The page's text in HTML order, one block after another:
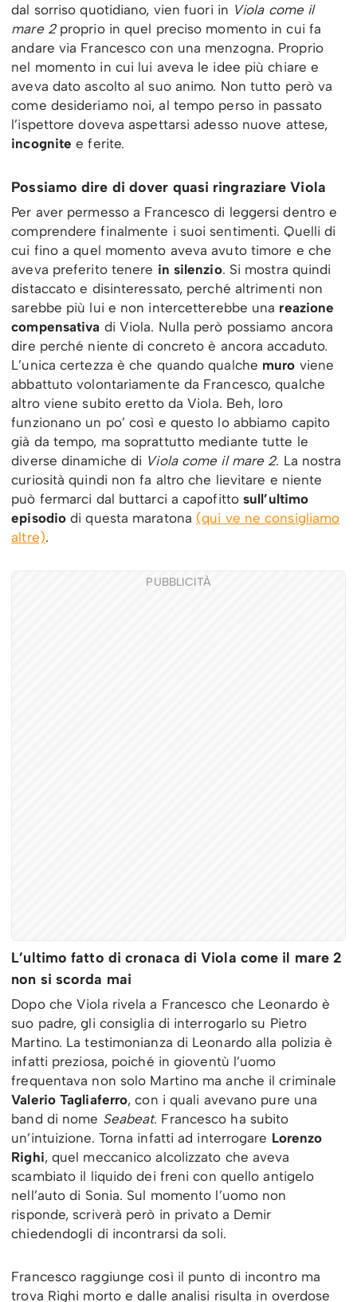
dal sorriso quotidiano, vien fuori in Viola come il
mare 2proprio in quel preciso momento in cui fa
andare via Francesco con una menzogna. Proprio
nel momento in cui lui aveva le idee più chiare e
aveva dato ascolto al suo animo. Non tutto però va
come desideriamo noi, al tempo perso in passato
l’ispettore doveva aspettarsi adesso nuove attese,
incognite e ferite.
Possiamo dire di dover quasi ringraziare Viola
Per aver permesso a Francesco di leggersi dentro e
comprendere finalmente i suoi sentimenti. Quelli di
cui fino a quel momento aveva avuto timore e che
aveva preferito tenere in silenzio. Si mostra quindi
distaccato e disinteressato, perché altrimenti non
sarebbe più lui e non intercetterebbe una reazione
compensativa di Viola. Nulla però possiamo ancora
dire perché niente di concreto è ancora accaduto.
L’unica certezza è che quando qualche muro viene
abbattuto volontariamente da Francesco, qualche
altro viene subito eretto da Viola. Beh, loro
funzionano un po’ così e questo lo abbiamo capito
già da tempo, ma soprattutto mediante tutte le
diverse dinamiche di Viola come il mare 2. La nostra
curiosità quindi non fa altro che lievitare e niente
può fermarci dal buttarci a capofittosull’ultimo
episodio di questa maratona (qui ve ne consigliamo
altre).
PUBBLICITÀ
L’ultimo fatto di cronaca di Viola come il mare 2
non si scorda mai
Dopo che Viola rivela a Francesco che Leonardo è
suo padre, gli consiglia di interrogarlo su Pietro
Martino. La testimonianza di Leonardo alla polizia è
infatti preziosa, poiché in gioventù l’uomo
frequentava non solo Martino ma anche il criminale
Valerio Tagliaferro, con i quali avevano pure una
band di nome Seabeat. Francesco ha subito
un’intuizione. Torna infatti ad interrogare Lorenzo
Righi, quel meccanico alcolizzato che aveva
scambiato il liquido dei freni con quello antigelo
nell’auto di Sonia. Sul momento l’uomo non
risponde, scriverà però in privato a Demir
chiedendogli di incontrarsi da soli.
Francesco raggiunge così il punto di incontro ma
trova Righi morto e dalle analisi risulta in overdose